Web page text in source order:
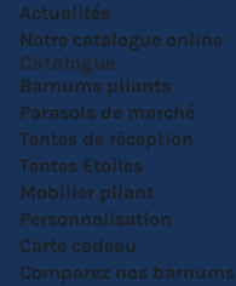
Actualités
Notre catalogue online
Catalogue
Barnums pliants
Parasols de marché
Tentes de réception
Tentes Etoiles
Mobilier pliant
Personnalisation
Carte cadeau
Comparez nos barnums